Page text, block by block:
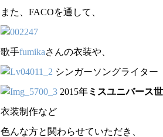
また、FACOを通して、
歌手fumikaさんの衣装や、
シンガーソングライター
2015年ミスユニバース
衣装制作など
色んな方と関わらせていただき、